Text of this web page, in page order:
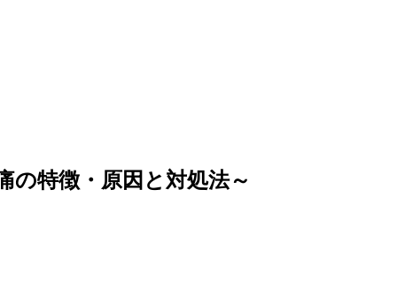
の特徴・原因と対処法～